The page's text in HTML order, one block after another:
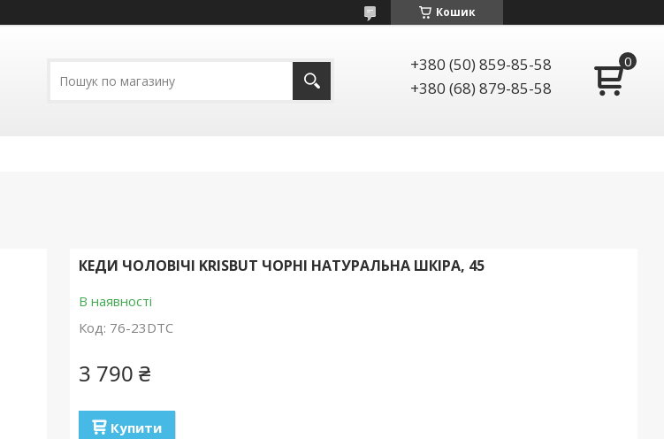
Кошик
+380 (50) 859-85-58
+380 (68) 879-85-58
КЕДИ ЧОЛОВІЧІ KRISBUT ЧОРНІ НАТУРАЛЬНА ШКІРА, 45
В наявності
Код: 76-23DTC
3 790 ₴
Купити